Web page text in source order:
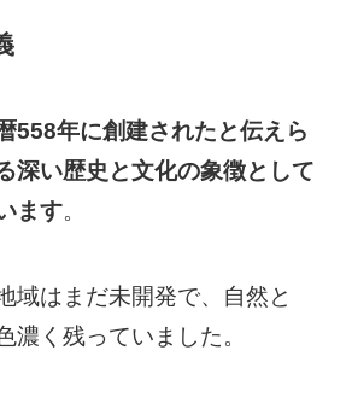
558年に創建されたと伝えら
深い歴史と文化の象徴として
ます。
域はまだ未開発で、自然と
濃く残っていました。